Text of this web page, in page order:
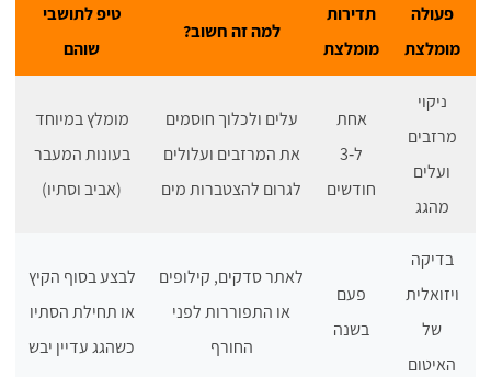
פעולה
מומלצת
תדירות
מומלצת
למה זה חשוב?
טיפ לתושבי
שוהם
ניקוי
מרזבים
ועלים
מהגג
אחת
ל‑3
חודשים
עלים ולכלוך חוסמים
את המרזבים ועלולים
לגרום להצטברות מים
מומלץ במיוחד
בעונות המעבר
(אביב וסתיו)
בדיקה
ויזואלית
של
האיטום
פעם
בשנה
לאתר סדקים, קילופים
או התפוררות לפני
החורף
לבצע בסוף הקיץ
או תחילת הסתיו
כשהגג עדיין יבש